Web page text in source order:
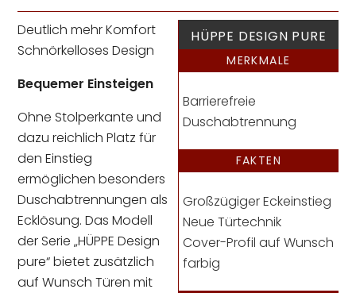
HÜPPE DESIGN PURE
MERKMALE
Barrierefreie
Duschabtrennung
FAKTEN
Großzügiger Eckeinstieg
Neue Türtechnik
Cover-Profil auf Wunsch
farbig
Deutlich mehr Komfort
Schnörkelloses Design
Bequemer Einsteigen
Ohne Stolperkante und
dazu reichlich Platz für
den Einstieg
ermöglichen besonders
Duschabtrennungen als
Ecklösung. Das Modell
der Serie „HÜPPE Design
pure“ bietet zusätzlich
auf Wunsch Türen mit